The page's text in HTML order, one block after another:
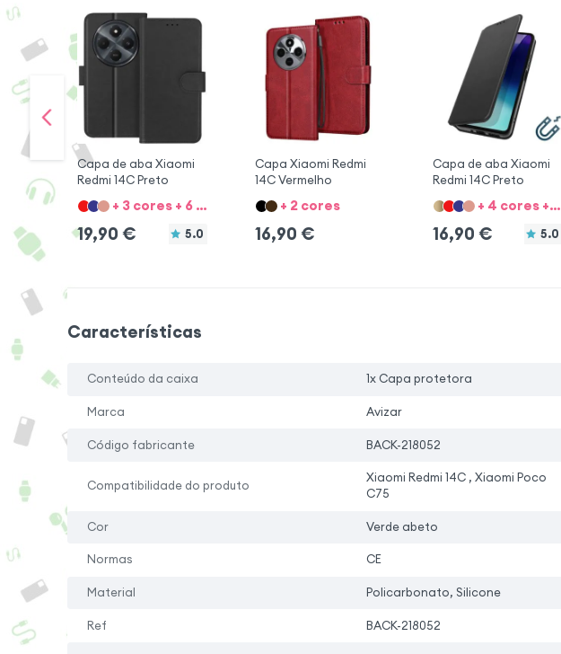
Capa de aba Xiaomi
Redmi 14C Preto
+ 3 cores + 6 Opções
19,90 € 5.0
Capa Xiaomi Redmi
14C Vermelho
+ 2 cores
16,90 €
Capa de aba Xiaomi
Redmi 14C Preto
+ 4 cores + 6 Opções
16,90 € 5.0
Características
Conteúdo da caixa 1x Capa protetora
Marca Avizar
Código fabricante BACK-218052
Compatibilidade do produto
Xiaomi Redmi 14C , Xiaomi Poco
C75
Cor Verde abeto
Normas CE
Material Policarbonato, Silicone
Ref BACK-218052